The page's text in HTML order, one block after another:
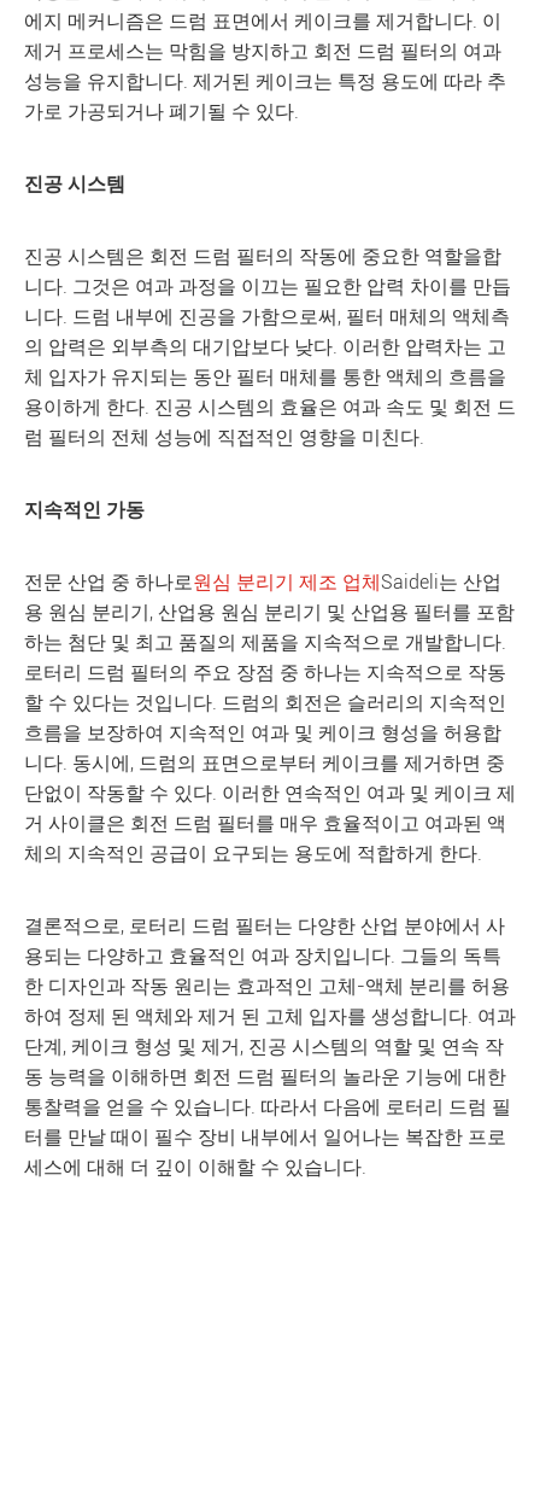
에지 메커니즘은 드럼 표면에서 케이크를 제거합니다. 이
제거 프로세스는 막힘을 방지하고 회전 드럼 필터의 여과
성능을 유지합니다. 제거된 케이크는 특정 용도에 따라 추
가로 가공되거나 폐기될 수 있다.
진공 시스템
진공 시스템은 회전 드럼 필터의 작동에 중요한 역할을합
니다. 그것은 여과 과정을 이끄는 필요한 압력 차이를 만듭
니다. 드럼 내부에 진공을 가함으로써, 필터 매체의 액체측
의 압력은 외부측의 대기압보다 낮다. 이러한 압력차는 고
체 입자가 유지되는 동안 필터 매체를 통한 액체의 흐름을
용이하게 한다. 진공 시스템의 효율은 여과 속도 및 회전 드
럼 필터의 전체 성능에 직접적인 영향을 미친다.
지속적인 가동
전문 산업 중 하나로원심 분리기 제조 업체Saideli는 산업
용 원심 분리기, 산업용 원심 분리기 및 산업용 필터를 포함
하는 첨단 및 최고 품질의 제품을 지속적으로 개발합니다.
로터리 드럼 필터의 주요 장점 중 하나는 지속적으로 작동
할 수 있다는 것입니다. 드럼의 회전은 슬러리의 지속적인
흐름을 보장하여 지속적인 여과 및 케이크 형성을 허용합
니다. 동시에, 드럼의 표면으로부터 케이크를 제거하면 중
단없이 작동할 수 있다. 이러한 연속적인 여과 및 케이크 제
거 사이클은 회전 드럼 필터를 매우 효율적이고 여과된 액
체의 지속적인 공급이 요구되는 용도에 적합하게 한다.
결론적으로, 로터리 드럼 필터는 다양한 산업 분야에서 사
용되는 다양하고 효율적인 여과 장치입니다. 그들의 독특
한 디자인과 작동 원리는 효과적인 고체-액체 분리를 허용
하여 정제 된 액체와 제거 된 고체 입자를 생성합니다. 여과
단계, 케이크 형성 및 제거, 진공 시스템의 역할 및 연속 작
동 능력을 이해하면 회전 드럼 필터의 놀라운 기능에 대한
통찰력을 얻을 수 있습니다. 따라서 다음에 로터리 드럼 필
터를 만날 때이 필수 장비 내부에서 일어나는 복잡한 프로
세스에 대해 더 깊이 이해할 수 있습니다.